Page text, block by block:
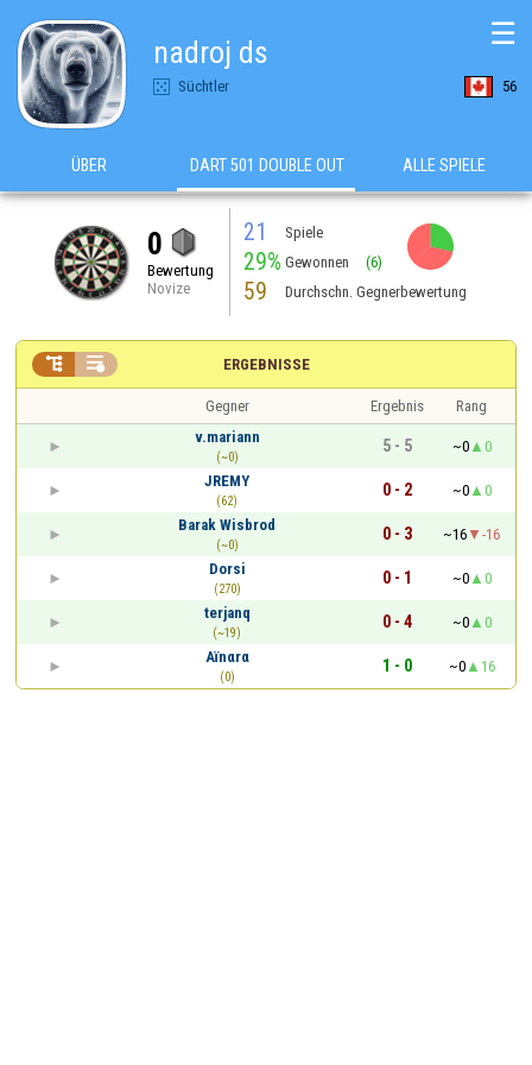
nadroj ds
Süchtler 56
☰
ÜBER DART 501 DOUBLE OUT ALLE SPIELE
0
Bewertung
Novize
21 Spiele
29% Gewonnen (6)
59 Durchschn. Gegnerbewertung
ERGEBNISSE
 
Gegner Ergebnis
Rang
v.mariann
(~0)
5 - 5 ~0
0
JREMY
(62)
0 - 2 ~0
0
Barak Wisbrod
(~0)
0 - 3 ~16
-16
Dorsi
(270)
0 - 1 ~0
0
terjanq
(~19)
0 - 4 ~0
0
Aïnαrα
(0)
1 - 0 ~0 16